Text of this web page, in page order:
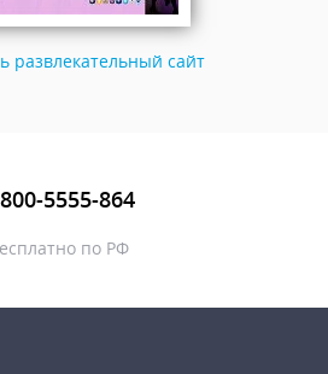
развлекательный сайт
5555-864
по РФ